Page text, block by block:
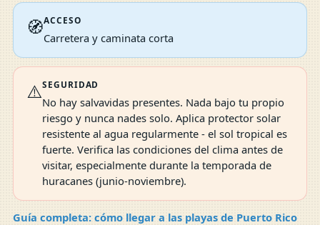
🧭ACCESO
Carretera y caminata corta
⚠️SEGURIDAD
No hay salvavidas presentes. Nada bajo tu propio
riesgo y nunca nades solo. Aplica protector solar
resistente al agua regularmente - el sol tropical es
fuerte. Verifica las condiciones del clima antes de
visitar, especialmente durante la temporada de
huracanes (junio-noviembre).
Guía completa: cómo llegar a las playas de Puerto Rico